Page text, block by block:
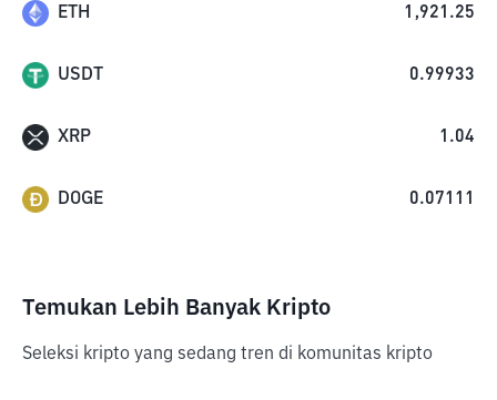
ETH 1,921.25
USDT 0.99933
XRP 1.04
DOGE 0.07111
Temukan Lebih Banyak Kripto
Seleksi kripto yang sedang tren di komunitas kripto